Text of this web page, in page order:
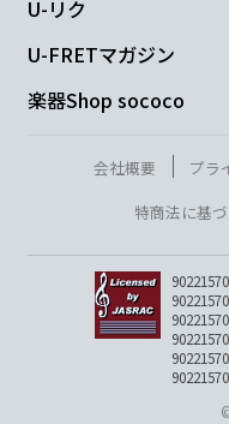
U-リク
U-FRETマガジン
楽器Shop sococo
会社概要 プラ
特商法に基